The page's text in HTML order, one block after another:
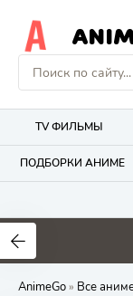
TV ФИЛЬМЫ
ПОДБОРКИ АНИМЕ
4.2
AnimeGo» Все